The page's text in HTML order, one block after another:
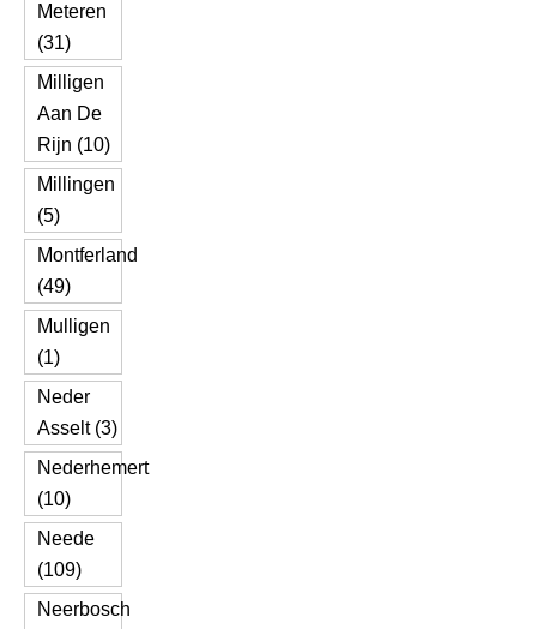
Meteren
(31)
Milligen
Aan De
Rijn (10)
Millingen
(5)
Montferland
(49)
Mulligen
(1)
Neder
Asselt (3)
Nederhemert
(10)
Neede
(109)
Neerbosch